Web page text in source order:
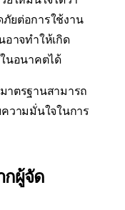
ยต่อการใช้งาน
อาจทำให้เกิด
นอนาคตได้
าตรฐานสามารถ
วามมั่นใจในการ
กผู้จัด